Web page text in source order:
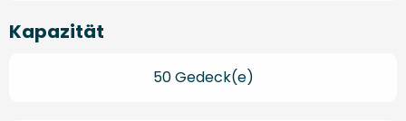
Kapazität
50 Gedeck(e)